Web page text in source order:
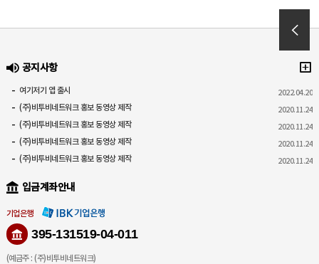
공지사항
여기저기 앱 출시 2022.04.20
(주)비투비네트워크 홍보 동영상 제작 2020.11.24
(주)비투비네트워크 홍보 동영상 제작 2020.11.24
(주)비투비네트워크 홍보 동영상 제작 2020.11.24
(주)비투비네트워크 홍보 동영상 제작 2020.11.24
입금계좌안내
기업은행
395-131519-04-011
(예금주 : (주)비투비네트워크)